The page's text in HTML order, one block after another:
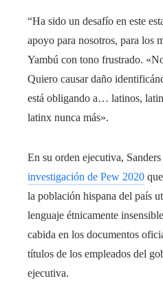
“Ha sido un desafío en este
apoyo para nosotros, para los
Yambú con tono frustrado.
Quiero causar daño
está obligando a… latinos,
latinx nunca más».
En su orden ejecutiva,
investigación de Pew 2020
la población hispana del país
lenguaje étnicamente
cabida en los documentos
títulos de los empleados del
ejecutiva.